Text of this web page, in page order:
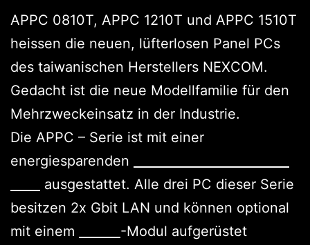
APPC 0810T, APPC 1210T und APPC 1510T
heissen die neuen, lüfterlosen Panel PCs
des taiwanischen Herstellers NEXCOM.
Gedacht ist die neue Modellfamilie für den
Mehrzweckeinsatz in der Industrie.
Die APPC – Serie ist mit einer
energiesparenden
ausgestattet. Alle drei PC dieser Serie
besitzen 2x Gbit LAN und können optional
mit einem
-Modul aufgerüstet